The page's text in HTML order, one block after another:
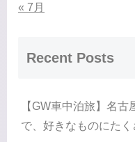
« 7月
Recent Posts
【GW車中泊旅】名
で、好きなものにたく